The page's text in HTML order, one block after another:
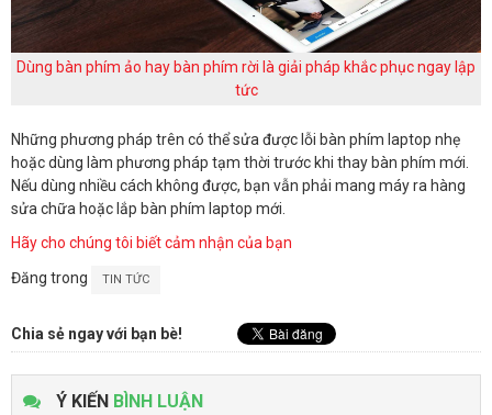
Dùng bàn phím ảo hay bàn phím rời là giải pháp khắc phục ngay lập
tức
Những phương pháp trên có thể sửa được lỗi bàn phím laptop nhẹ
hoặc dùng làm phương pháp tạm thời trước khi thay bàn phím mới.
Nếu dùng nhiều cách không được, bạn vẫn phải mang máy ra hàng
sửa chữa hoặc lắp bàn phím laptop mới.
Hãy cho chúng tôi biết cảm nhận của bạn
Đăng trong
TIN TỨC
Chia sẻ ngay với bạn bè!
Ý KIẾN BÌNH LUẬN